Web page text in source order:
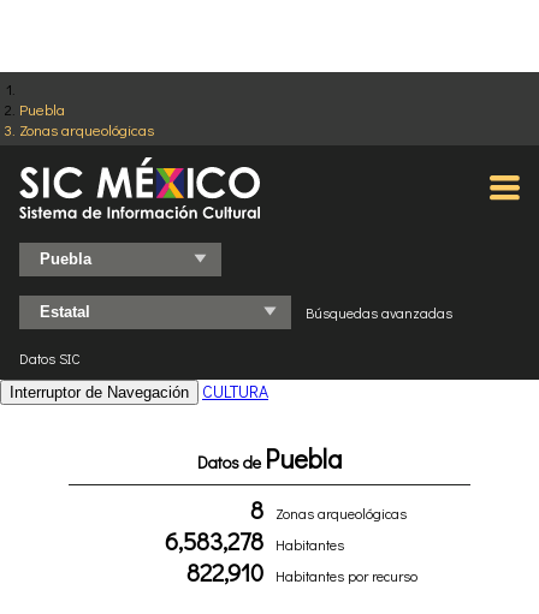
Puebla
Zonas arqueológicas
Búsquedas avanzadas
Datos SIC
Interruptor de Navegación CULTURA
Datos de Puebla
8 Zonas arqueológicas
6,583,278 Habitantes
822,910 Habitantes por recurso